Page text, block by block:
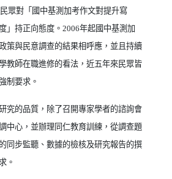
眾對「國中基測加考作文對提升寫
」持正向態度。 2006年起國中基測加
策與民意調查的結果相呼應，並且持續
教師在職進修的看法，近五年來民眾皆
制要求。
究的品質，除了召開專家學者的諮詢會
中心，並辦理同仁教育訓練，從調查題
同步監聽、數據的檢核及研究報告的撰
。